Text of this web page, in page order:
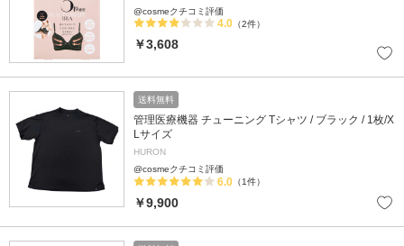
@cosmeクチコミ評価
4.0 （2件）
￥3,608
送料無料
管理医療機器 チューニング Tシャツ / ブラック / 1枚/X
Lサイズ
HURON
@cosmeクチコミ評価
6.0 （1件）
￥9,900